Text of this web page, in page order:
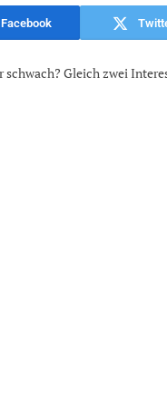
Facebook